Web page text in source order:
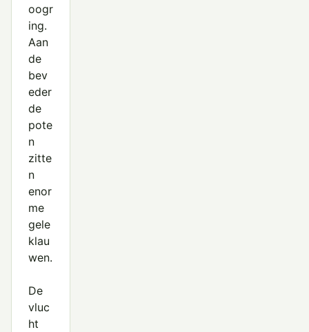
oogr
ing.
Aan
de
bev
eder
de
pote
n
zitte
n
enor
me
gele
klau
wen.
De
vluc
ht